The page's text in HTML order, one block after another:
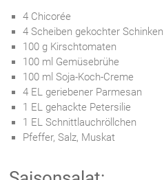
4 Chicorée
4 Scheiben gekochter Schinken
100 g Kirschtomaten
100 ml Gemüsebrühe
100 ml Soja-Koch-Creme
4 EL geriebener Parmesan
1 EL gehackte Petersilie
1 EL Schnittlauchröllchen
Pfeffer, Salz, Muskat